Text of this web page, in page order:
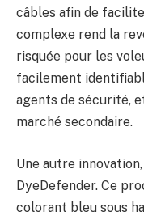
câbles afin de
complexe rend la
risquée pour les
facilement
agents de sécurité,
marché secondaire.
Une autre
DyeDefender. Ce
colorant bleu sous